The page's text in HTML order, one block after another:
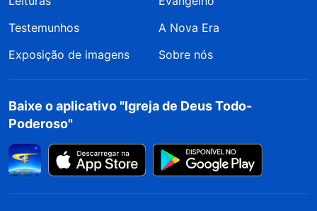
Testemunhos
A Nova Era
Exposição de imagens
Sobre nós
Baixe o aplicativo "Igreja de Deus Todo-
Poderoso"